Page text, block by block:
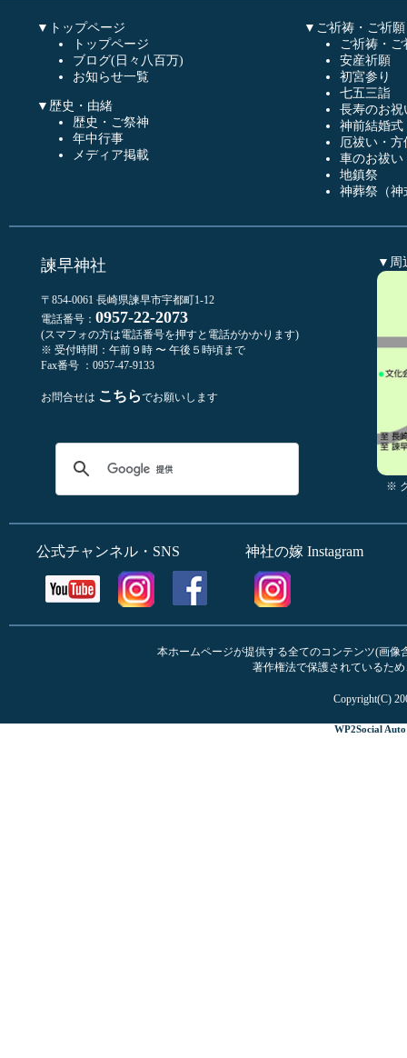
▼トップページ
トップページ
ブログ(日々八百万)
お知らせ一覧
▼歴史・由緒
歴史・ご祭神
年中行事
メディア掲載
▼ご祈祷・ご祈願
ご祈祷・ご
安産祈願
初宮参り
七五三詣
長寿のお祝
神前結婚式
厄祓い・方
車のお祓い
地鎮祭
神葬祭（神
諫早神社
〒854-0061 長崎県諫早市宇都町1-12
電話番号： 0957-22-2073
(スマフォの方は電話番号を押すと電話がかかります)
※ 受付時間：午前９時 〜 午後５時頃まで
Fax番号 ：0957-47-9133
お問合せは こちらでお願いします
▼周
※
公式チャンネル・SNS 神社の嫁 Instagram
本ホームページが提供する全てのコンテンツ(画
著作権法で保護されているた
Copyright(C)
WP2Social